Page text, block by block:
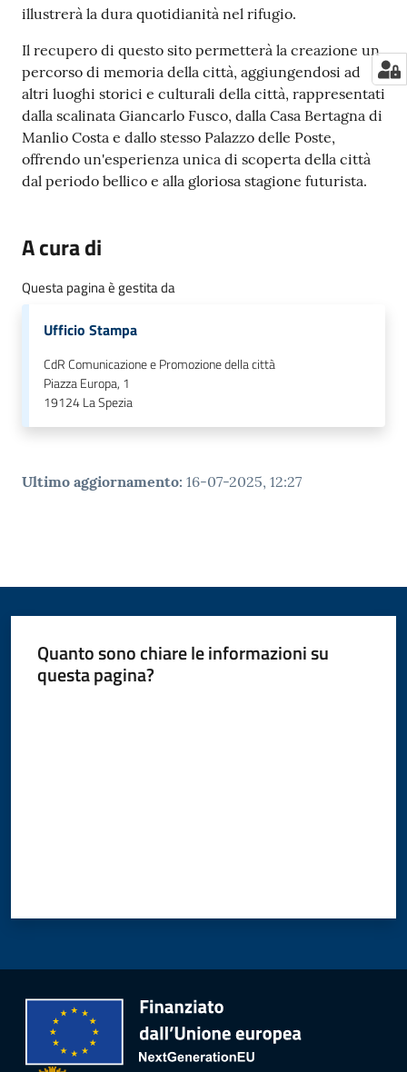
illustrerà la dura quotidianità nel rifugio.
Il recupero di questo sito permetterà la creazione un
percorso di memoria della città, aggiungendosi ad
altri luoghi storici e culturali della città, rappresentati
dalla scalinata Giancarlo Fusco, dalla Casa Bertagna di
Manlio Costa e dallo stesso Palazzo delle Poste,
offrendo un'esperienza unica di scoperta della città
dal periodo bellico e alla gloriosa stagione futurista.
A cura di
Questa pagina è gestita da
Ufficio Stampa
CdR Comunicazione e Promozione della città
Piazza Europa, 1
19124La Spezia
Ultimo aggiornamento: 16-07-2025, 12:27
Quanto sono chiare le informazioni su
questa pagina?